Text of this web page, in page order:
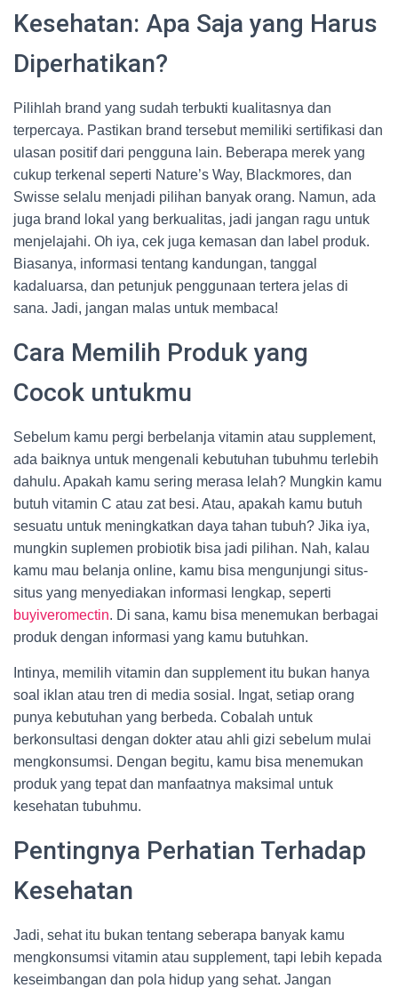
Kesehatan: Apa Saja yang Harus
Diperhatikan?
Pilihlah brand yang sudah terbukti kualitasnya dan
terpercaya. Pastikan brand tersebut memiliki sertifikasi dan
ulasan positif dari pengguna lain. Beberapa merek yang
cukup terkenal seperti Nature’s Way, Blackmores, dan
Swisse selalu menjadi pilihan banyak orang. Namun, ada
juga brand lokal yang berkualitas, jadi jangan ragu untuk
menjelajahi. Oh iya, cek juga kemasan dan label produk.
Biasanya, informasi tentang kandungan, tanggal
kadaluarsa, dan petunjuk penggunaan tertera jelas di
sana. Jadi, jangan malas untuk membaca!
Cara Memilih Produk yang
Cocok untukmu
Sebelum kamu pergi berbelanja vitamin atau supplement,
ada baiknya untuk mengenali kebutuhan tubuhmu terlebih
dahulu. Apakah kamu sering merasa lelah? Mungkin kamu
butuh vitamin C atau zat besi. Atau, apakah kamu butuh
sesuatu untuk meningkatkan daya tahan tubuh? Jika iya,
mungkin suplemen probiotik bisa jadi pilihan. Nah, kalau
kamu mau belanja online, kamu bisa mengunjungi situs-
situs yang menyediakan informasi lengkap, seperti
buyiveromectin. Di sana, kamu bisa menemukan berbagai
produk dengan informasi yang kamu butuhkan.
Intinya, memilih vitamin dan supplement itu bukan hanya
soal iklan atau tren di media sosial. Ingat, setiap orang
punya kebutuhan yang berbeda. Cobalah untuk
berkonsultasi dengan dokter atau ahli gizi sebelum mulai
mengkonsumsi. Dengan begitu, kamu bisa menemukan
produk yang tepat dan manfaatnya maksimal untuk
kesehatan tubuhmu.
Pentingnya Perhatian Terhadap
Kesehatan
Jadi, sehat itu bukan tentang seberapa banyak kamu
mengkonsumsi vitamin atau supplement, tapi lebih kepada
keseimbangan dan pola hidup yang sehat. Jangan